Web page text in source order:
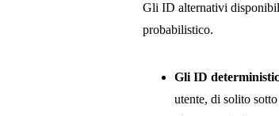
Gli ID alternativi
probabilistico.
Gli ID
utente, di solito